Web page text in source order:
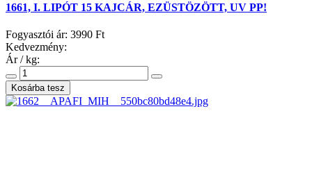
1661, I. LIPÓT 15 KAJCÁR, EZÜSTÖZÖTT, UV PP!
Fogyasztói ár: 3990 Ft
Kedvezmény:
Ár / kg: